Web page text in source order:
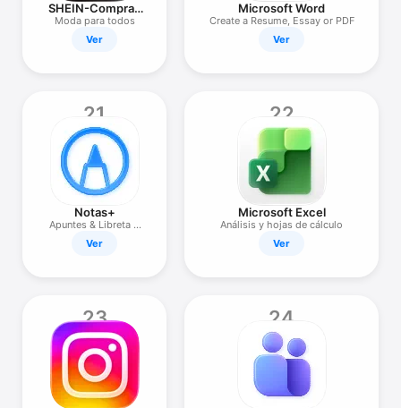
SHEIN-Compras
en línea
Moda para todos
Ver
Microsoft Word
Create a Resume, Essay or PDF
Ver
21
Notas+
Apuntes & Libreta &
Cuaderno
Ver
22
Microsoft Excel
Análisis y hojas de cálculo
Ver
23 24